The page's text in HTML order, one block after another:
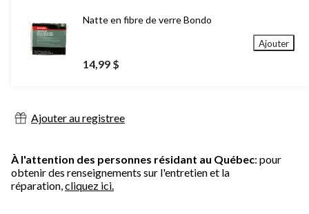
Natte en fibre de verre Bondo
14,99 $
Ajouter
Ajouter au registree
À l'attention des personnes résidant au Québec: pour
obtenir des renseignements sur l'entretien et la
réparation,cliquez ici.